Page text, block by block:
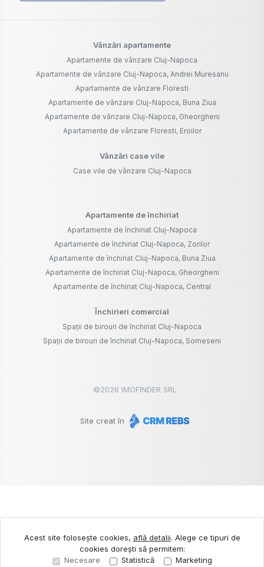
Vânzări apartamente
Apartamente de vânzare Cluj-Napoca
Apartamente de vânzare Cluj-Napoca, Andrei Muresanu
Apartamente de vânzare Floresti
Apartamente de vânzare Cluj-Napoca, Buna Ziua
Apartamente de vânzare Cluj-Napoca, Gheorgheni
Apartamente de vânzare Floresti, Eroilor
Vânzări case vile
Case vile de vânzare Cluj-Napoca
Apartamente de închiriat
Apartamente de închiriat Cluj-Napoca
Apartamente de închiriat Cluj-Napoca, Zorilor
Apartamente de închiriat Cluj-Napoca, Buna Ziua
Apartamente de închiriat Cluj-Napoca, Gheorgheni
Apartamente de închiriat Cluj-Napoca, Central
Închirieri comercial
Spații de birouri de închiriat Cluj-Napoca
Spații de birouri de închiriat Cluj-Napoca, Someseni
©2026 IMOFINDER SRL
Site creat în
Acest site folosește cookies, află detalii. Alege ce tipuri de
cookies dorești să permitem:
Necesare
Statistică Marketing